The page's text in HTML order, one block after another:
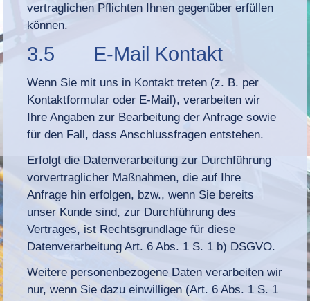
vertraglichen Pflichten Ihnen gegenüber erfüllen
können.
3.5 E-Mail Kontakt
Wenn Sie mit uns in Kontakt treten (z. B. per
Kontaktformular oder E-Mail), verarbeiten wir
Ihre Angaben zur Bearbeitung der Anfrage sowie
für den Fall, dass Anschlussfragen entstehen.
Erfolgt die Datenverarbeitung zur Durchführung
vorvertraglicher Maßnahmen, die auf Ihre
Anfrage hin erfolgen, bzw., wenn Sie bereits
unser Kunde sind, zur Durchführung des
Vertrages, ist Rechtsgrundlage für diese
Datenverarbeitung Art. 6 Abs. 1 S. 1 b) DSGVO.
Weitere personenbezogene Daten verarbeiten wir
nur, wenn Sie dazu einwilligen (Art. 6 Abs. 1 S. 1